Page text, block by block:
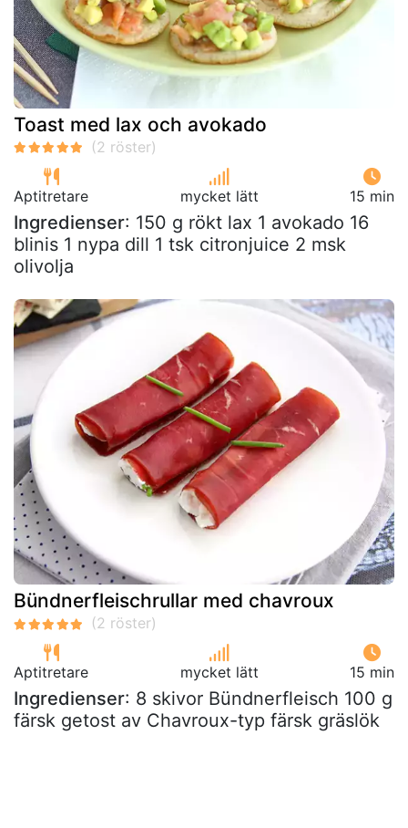
Toast med lax och avokado
Aptitretare mycket lätt 15 min
Ingredienser: 150 g rökt lax 1 avokado 16
blinis 1 nypa dill 1 tsk citronjuice 2 msk
olivolja
Bündnerfleischrullar med chavroux
Aptitretare mycket lätt 15 min
Ingredienser: 8 skivor Bündnerfleisch 100 g
färsk getost av Chavroux-typ färsk gräslök